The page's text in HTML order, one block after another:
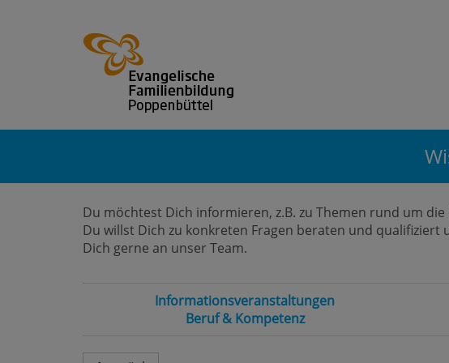
Du möchtest Dich informieren, z.B. zu Themen rund um
Du willst Dich zu konkreten Fragen beraten und qualifiziert
Dich gerne an unser Team.
Informationsveranstaltungen
Beruf & Kompetenz